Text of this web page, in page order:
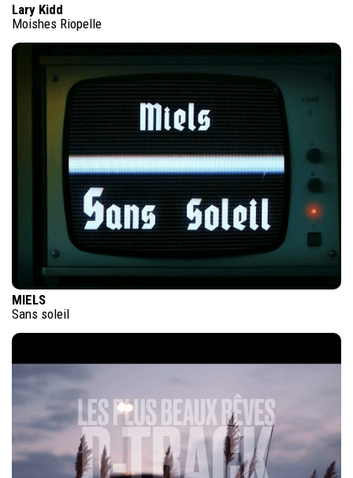
Lary Kidd
Moishes Riopelle
MIELS
Sans soleil